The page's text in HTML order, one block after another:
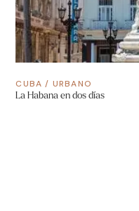
CUBA / URBANO
La Habana en dos días